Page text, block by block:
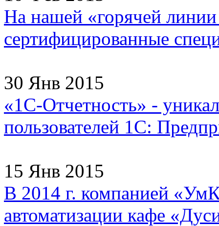
На нашей «горячей
сертифицированные
30 Янв 2015
«1С-Отчетность» -
пользователей 1С:
15 Янв 2015
В 2014 г. компанией
автоматизации кафе